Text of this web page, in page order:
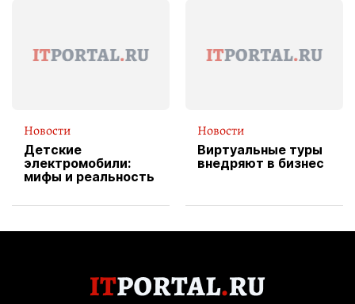
Новости
Детские
электромобили:
мифы и реальность
Новости
Виртуальные туры
внедряют в бизнес